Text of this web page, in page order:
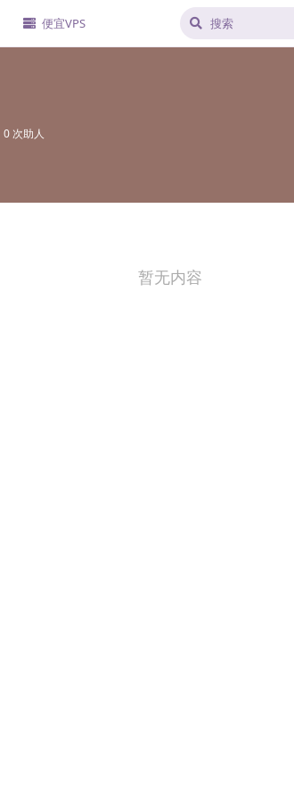
便宜VPS
0 次助人
暂无内容